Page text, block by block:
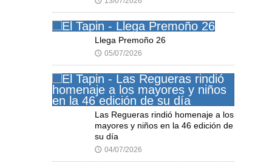
Llega Premoño 26
🕔 05/07/2026
Las Regueras rindió homenaje a los
mayores y niños en la 46 edición de
su día
🕔 04/07/2026